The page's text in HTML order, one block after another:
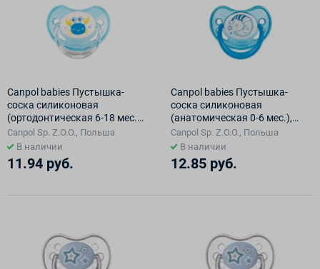
Canpol babies Пустышка-
соска силиконовая
(ортодонтическая 6-18 мес.
1шт.) 22/507
Canpol Sp. Z.O.O., Польша
В наличии
11.94 руб.
Canpol babies Пустышка-
соска силиконовая
(анатомическая 0-6 мес.),
22/500
Canpol Sp. Z.O.O., Польша
В наличии
12.85 руб.